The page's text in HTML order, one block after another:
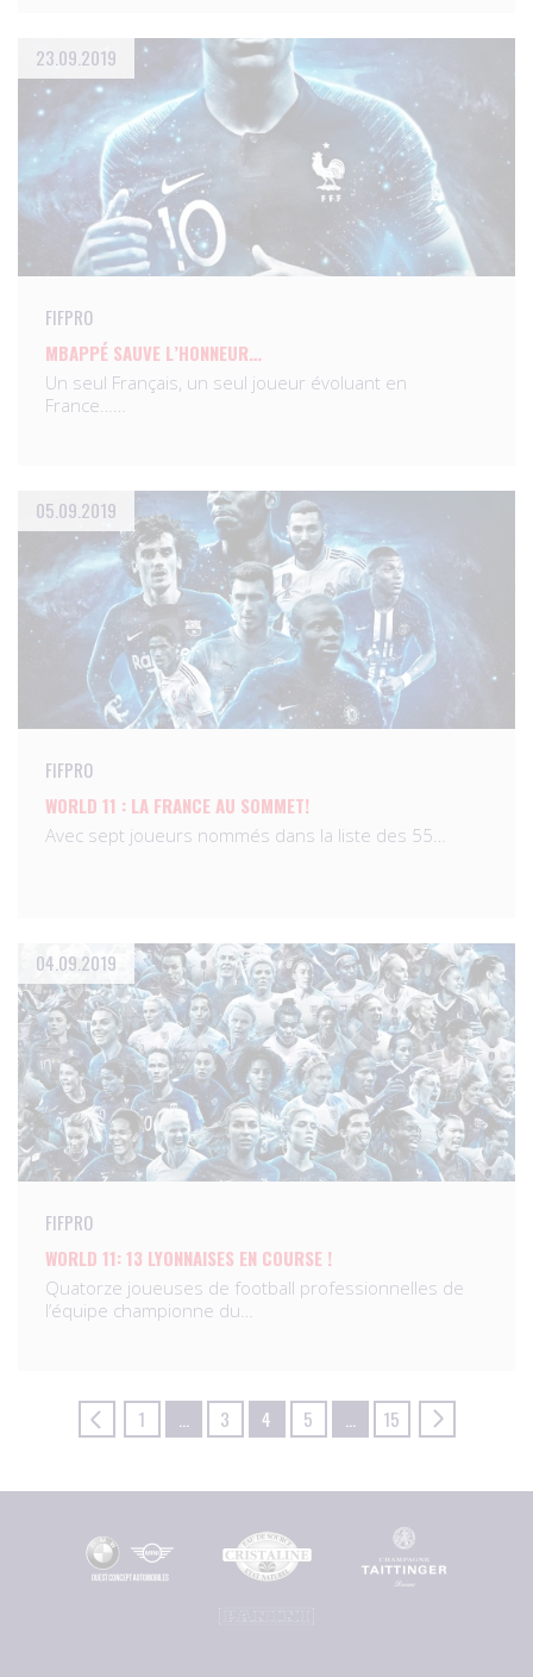
23.09.2019
FIFPRO
MBAPPÉ SAUVE L’HONNEUR…
Un seul Français, un seul joueur évoluant en
France……
05.09.2019
FIFPRO
WORLD 11 : LA FRANCE AU SOMMET!
Avec sept joueurs nommés dans la liste des 55…
04.09.2019
FIFPRO
WORLD 11: 13 LYONNAISES EN COURSE !
Quatorze joueuses de football professionnelles de
l’équipe championne du…
1 3 4 5 15